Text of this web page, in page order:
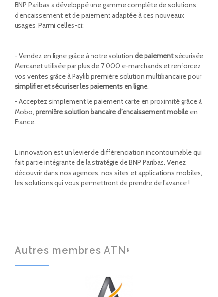
BNP Paribas a développé une gamme complète de solutions
d’encaissement et de paiement adaptée à ces nouveaux
usages. Parmi celles-ci:
- Vendez en ligne grâce à notre solution de paiementsécurisée
Mercanet utilisée par plus de 7 000 e-marchands et renforcez
vos ventes grâce à Paylib première solution multibancaire pour
simplifier et sécuriser les paiements en ligne.
- Acceptez simplement le paiement carte en proximité grâce à
Mobo, première solution bancaire d’encaissement mobile en
France.
L’innovation est un levier de différenciation incontournable qui
fait partie intégrante de la stratégie de BNP Paribas. Venez
découvrir dans nos agences, nos sites et applications mobiles,
les solutions qui vous permettront de prendre de l’avance !
Autres membres ATN+